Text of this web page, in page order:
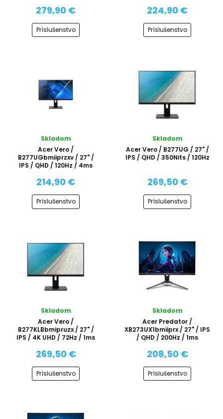
279,90 €
Príslušenstvo
224,90 €
Príslušenstvo
Skladom
Acer Vero /
B277UGbmiiprzxv / 27" /
IPS / QHD / 120Hz / 4ms
214,90 €
Príslušenstvo
Skladom
Acer Vero / B277UG / 27" /
IPS / QHD / 350Nits / 120Hz
269,50 €
Príslušenstvo
Skladom
Acer Vero /
B277KLBbmipruzx / 27" /
IPS / 4K UHD / 72Hz / 1ms
269,50 €
Príslušenstvo
Skladom
Acer Predator /
XB273UX1bmiiprx / 27" / IPS
/ QHD / 200Hz / 1ms
208,50 €
Príslušenstvo